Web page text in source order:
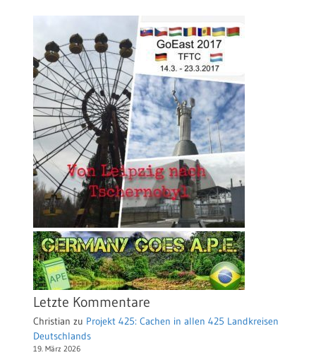
Letzte Kommentare
Christian zu Projekt 425: Cachen in allen 425 Landkreisen
Deutschlands
19. März 2026